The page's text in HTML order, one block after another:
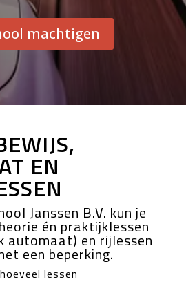
machtigen
EN
Janssen B.V. kun je
én praktijklessen
automaat) en rijlessen
een beperking.
lessen